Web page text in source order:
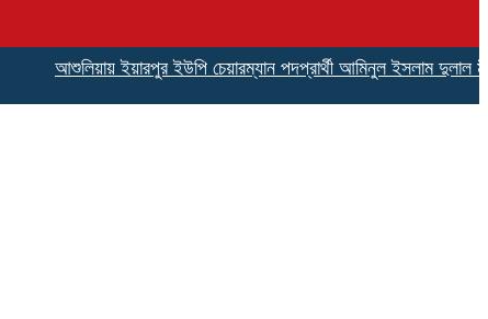
আশুলিয়ায় ইয়ারপুর ইউপি চেয়ারম্যান পদপ্রার্থী আমিনুল ইসলাম দুলাল মীরের